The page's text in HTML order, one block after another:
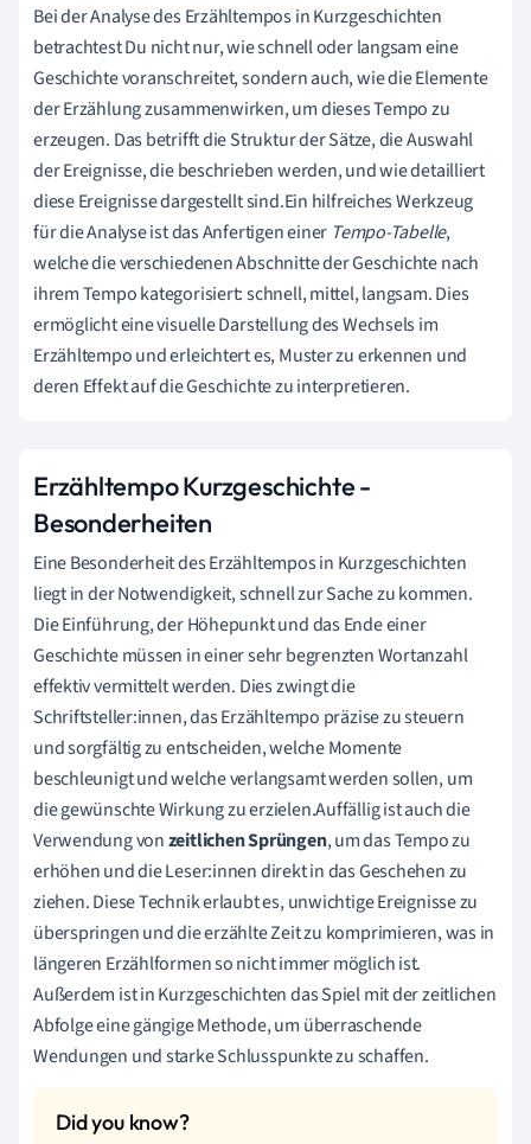
Bei der Analyse des Erzähltempos in Kurzgeschichten
betrachtest Du nicht nur, wie schnell oder langsam eine
Geschichte voranschreitet, sondern auch, wie die Elemente
der Erzählung zusammenwirken, um dieses Tempo zu
erzeugen. Das betrifft die Struktur der Sätze, die Auswahl
der Ereignisse, die beschrieben werden, und wie detailliert
diese Ereignisse dargestellt sind.Ein hilfreiches Werkzeug
für die Analyse ist das Anfertigen einer Tempo-Tabelle,
welche die verschiedenen Abschnitte der Geschichte nach
ihrem Tempo kategorisiert: schnell, mittel, langsam. Dies
ermöglicht eine visuelle Darstellung des Wechsels im
Erzähltempo und erleichtert es, Muster zu erkennen und
deren Effekt auf die Geschichte zu interpretieren.
Erzähltempo Kurzgeschichte -
Besonderheiten
Eine Besonderheit des Erzähltempos in Kurzgeschichten
liegt in der Notwendigkeit, schnell zur Sache zu kommen.
Die Einführung, der Höhepunkt und das Ende einer
Geschichte müssen in einer sehr begrenzten Wortanzahl
effektiv vermittelt werden. Dies zwingt die
Schriftsteller:innen, das Erzähltempo präzise zu steuern
und sorgfältig zu entscheiden, welche Momente
beschleunigt und welche verlangsamt werden sollen, um
die gewünschte Wirkung zu erzielen.Auffällig ist auch die
Verwendung vonzeitlichen Sprüngen, um das Tempo zu
erhöhen und die Leser:innen direkt in das Geschehen zu
ziehen. Diese Technik erlaubt es, unwichtige Ereignisse zu
überspringen und die erzählte Zeit zu komprimieren, was in
längeren Erzählformen so nicht immer möglich ist.
Außerdem ist in Kurzgeschichten das Spiel mit der zeitlichen
Abfolge eine gängige Methode, um überraschende
Wendungen und starke Schlusspunkte zu schaffen.